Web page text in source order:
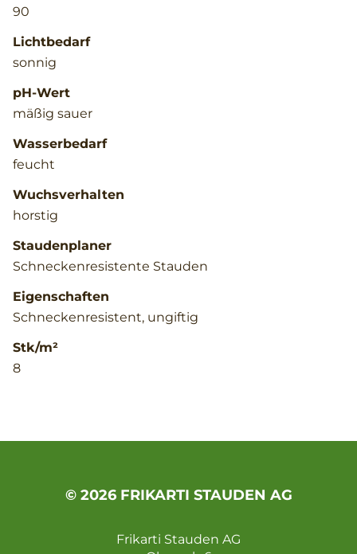
90
Lichtbedarf
sonnig
pH-Wert
mäßig sauer
Wasserbedarf
feucht
Wuchsverhalten
horstig
Staudenplaner
Schneckenresistente Stauden
Eigenschaften
Schneckenresistent, ungiftig
Stk/m²
8
© 2026 FRIKARTI STAUDEN AG
Frikarti Stauden AG